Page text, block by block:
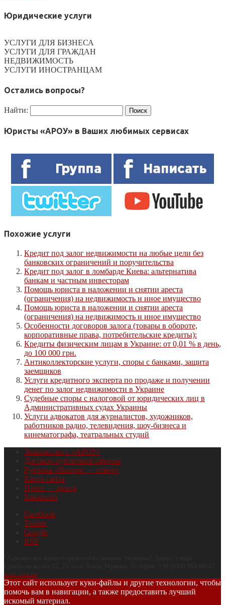
Юридические услуги
УСЛУГИ ДЛЯ БИЗНЕСА
УСЛУГИ ДЛЯ ГРАЖДАН
НЕДВИЖИМОСТЬ
УСЛУГИ ИНОСТРАНЦАМ
Остались вопросы?
Найти:
Юристы «АРОУ» в Ваших любимых сервисах
Похожие услуги
Кредит под залог недвижимости на любые цели без
банковских ограничений и поручительства
Кредит под залог в ломбарде Киева: альтернатива
банкам и частным инвесторам
Помощь юриста в наложении и снятии ареста
(ограничения) на недвижимость и иное имущество
Помощь юриста в наложении и снятии ареста
(ограничения) на недвижимость и иное имущество
Особенности договоров залога (товары в обороте,
корпоративные права, потребительские кредиты):
Кредиты физическим лицам в Украине: от 0,01 % в день,
до 100 000 грн.
Антиколлекторские услуги, споры с банками, защита
заемщиков
Услуги кредитного эксперта по продаже и получении
денег по залог недвижимости в Украине
Судебные споры с налоговой от юридических лиц в
Административных судах Украины
Услуги адвокатов для журналистов, художников,
работников радио, телевидения, шоу-бизнеса и
кинематографа, театральных студий
Знакомство с «АРОУ»
Договор публичной оферты
Рубрика «Вопрос — ответ»
Карта сайта
Пресс — центр
Вакансии
Facebook
Twitter
Google
RSS
arou.com.ua
Этот сайт использует куки-файлы и другие технологии, чтобы
помочь вам в навигации, а также предоставить лучший
искомый материал.